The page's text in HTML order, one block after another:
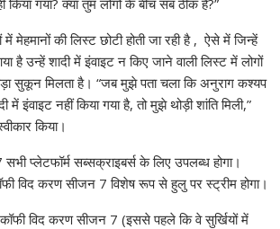
मेहमानों की लिस्ट छोटी होती जा रही है , ऐसे में जिन्हें
है उन्हें शादी में इंवाइट न किए जाने वाली लिस्ट में लोगों
सुकून मिलता है। “जब मुझे पता चला कि अनुराग कश्यप
में इंवाइट नहीं किया गया है, तो मुझे थोड़ी शांति मिली,”
किया।
प्लेटफॉर्म सब्सक्राइबर्स के लिए उपलब्ध होगा।
विद करण सीजन 7 विशेष रूप से हुलु पर स्ट्रीम होगा।
विद करण सीजन 7 (इससे पहले कि वे सुर्खियों में